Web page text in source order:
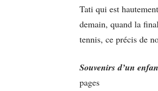
Tati qui est
demain, quand la
tennis, ce précis de
Souvenirs d’un
pages